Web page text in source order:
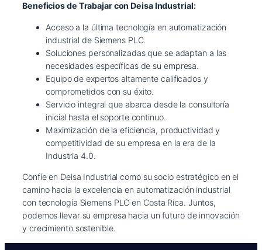
Beneficios de Trabajar con Deisa Industrial:
Acceso a la última tecnología en automatización
industrial de Siemens PLC.
Soluciones personalizadas que se adaptan a las
necesidades específicas de su empresa.
Equipo de expertos altamente calificados y
comprometidos con su éxito.
Servicio integral que abarca desde la consultoría
inicial hasta el soporte continuo.
Maximización de la eficiencia, productividad y
competitividad de su empresa en la era de la
Industria 4.0.
Confíe en Deisa Industrial como su socio estratégico en el
camino hacia la excelencia en automatización industrial
con tecnología Siemens PLC en Costa Rica. Juntos,
podemos llevar su empresa hacia un futuro de innovación
y crecimiento sostenible.